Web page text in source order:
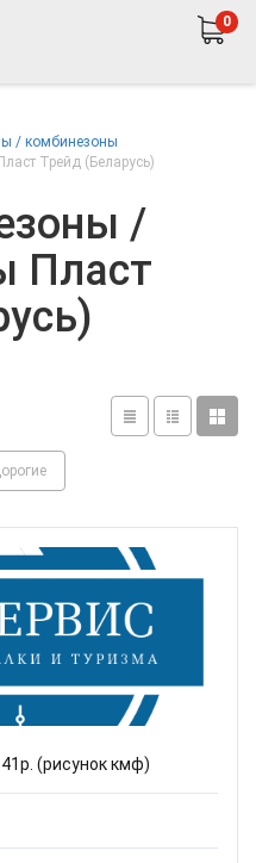
0
/ комбинезоны
Трейд (Беларусь)
/
Пласт
(рисунок кмф)